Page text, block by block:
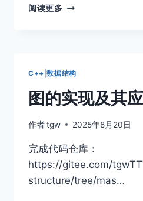
阅读更多
步
C++ |数据结构
图的实现及其
作者tgw 2025年8月20日
完成代码仓库：
https://gitee.com/
structure/tree/mas…